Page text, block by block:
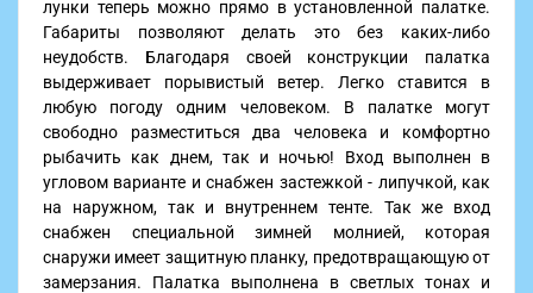
лунки теперь можно прямо в установленной палатке.
Габариты позволяют делать это без каких-либо
неудобств. Благодаря своей конструкции палатка
выдерживает порывистый ветер. Легко ставится в
любую погоду одним человеком. В палатке могут
свободно разместиться два человека и комфортно
рыбачить как днем, так и ночью! Вход выполнен в
угловом варианте и снабжен застежкой - липучкой, как
на наружном, так и внутреннем тенте. Так же вход
снабжен специальной зимней молнией, которая
снаружи имеет защитную планку, предотвращающую от
замерзания. Палатка выполнена в светлых тонах и